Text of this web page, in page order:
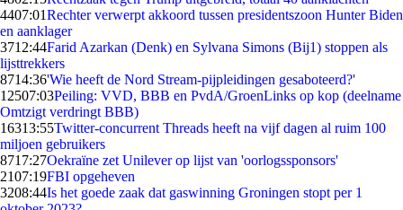
4407:01Rechter verwerpt akkoord tussen presidentszoon Hunter Biden
en aanklager
3712:44Farid Azarkan (Denk) en Sylvana Simons (Bij1) stoppen als
lijsttrekkers
8714:36'Wie heeft de Nord Stream-pijpleidingen gesaboteerd?'
12507:03Peiling: VVD, BBB en PvdA/GroenLinks op kop (deelname
Omtzigt verdringt BBB)
16313:55Twitter-concurrent Threads heeft na vijf dagen al ruim 100
miljoen gebruikers
8717:27Oekraïne zet Unilever op lijst van 'oorlogssponsors'
2107:19FBI opgeheven
3208:44Is het goede zaak dat gaswinning Groningen stopt per 1